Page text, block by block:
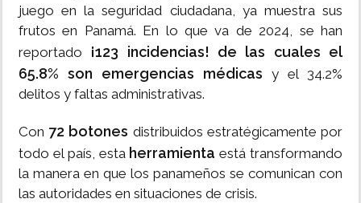
juego en la seguridad ciudadana, ya muestra sus
frutos en Panamá. En lo que va de 2024, se han
reportado ¡123 incidencias! de las cuales el
65.8% son emergencias médicas y el 34.2%
delitos y faltas administrativas.
Con 72 botones distribuidos estratégicamente por
todo el país, estaherramientaestá transformando
la manera en que los panameños se comunican con
las autoridades en situaciones de crisis.